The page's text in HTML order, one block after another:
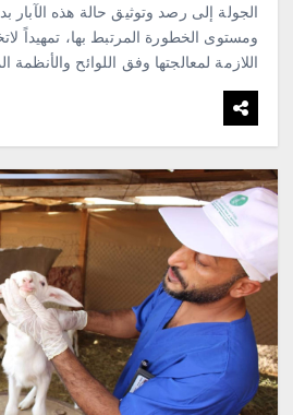
الجولة إلى رصد وتوثيق حالة هذه الآبار
ومستوى الخطورة المرتبط بها، تمهيداً
اللازمة لمعالجتها وفق اللوائح والأنظمة